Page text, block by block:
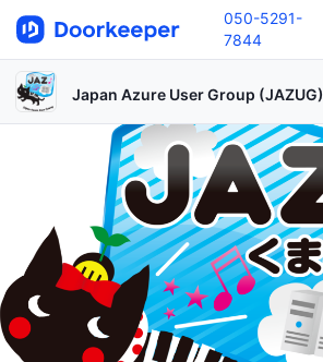
050-5291-
7844
Japan Azure User Group (JAZUG)